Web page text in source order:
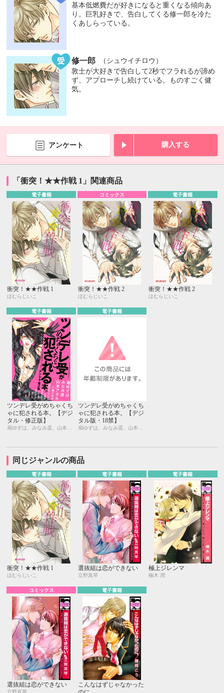
基本低燃費だが好きになると重くなる傾向あ
り。巨乳好きで、告白してくる修一郎を冷た
くあしらっている。
修一郎
（シュウイチロウ）
敦士が大好きで告白して2秒でフラれるが諦め
ず、アプローチし続けている。ものすごく健
気。
アンケート 購入する
「衝突！★★作戦 1」関連商品
電子書籍
衝突！★★作戦 1
ほむらじいこ
コミックス
衝突！★★作戦 2
ほむらじいこ
電子書籍
衝突！★★作戦 2
ほむらじいこ
電子書籍
ツンデレ受がめちゃくち
ゃに犯される本。【デジ
タル・修正版】
電子書籍
ツンデレ受がめちゃくち
ゃに犯される本。【デジ
タル版・18禁】
扇ゆずは、みなみ遥、山本アタル、魚ともみ、ほむらじいこ、小道明奈、卯陀喜ぴんぽん、アヒル森下、松田うさち子、みづい甘、相音きう、毎時
同じジャンルの商品
電子書籍
衝突！★★作戦 1
ほむらじいこ
電子書籍
選抜組は恋ができない
立野真琴
電子書籍
極上ジレンマ
楠木 潤
コミックス
選抜組は恋ができない
立野真琴
電子書籍
こんなはずじゃなかった